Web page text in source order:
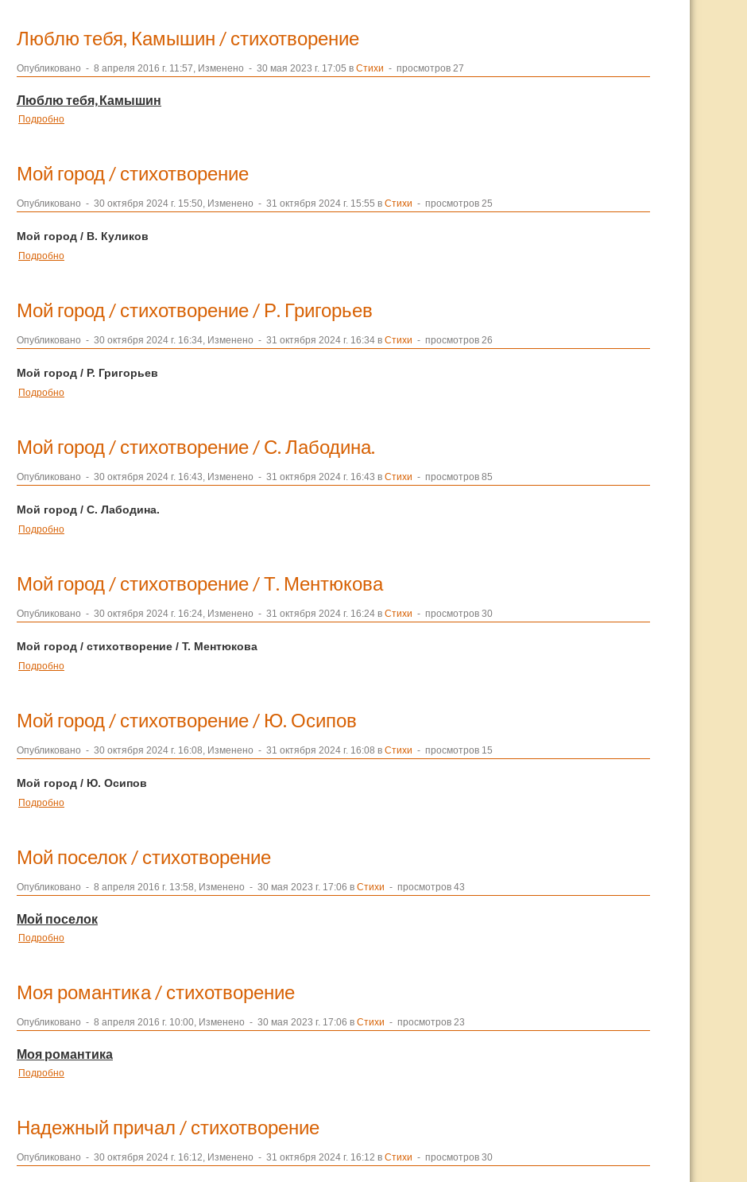
Люблю тебя, Камышин / стихотворение
Опубликовано - 8 апреля 2016 г. 11:57, Изменено - 30 мая 2023 г. 17:05 в Стихи - просмотров 27
Люблю тебя, Камышин
Подробно
Мой город / стихотворение
Опубликовано - 30 октября 2024 г. 15:50, Изменено - 31 октября 2024 г. 15:55 в Стихи - просмотров 25
Мой город / В. Куликов
Подробно
Мой город / стихотворение / Р. Григорьев
Опубликовано - 30 октября 2024 г. 16:34, Изменено - 31 октября 2024 г. 16:34 в Стихи - просмотров 26
Мой город / Р. Григорьев
Подробно
Мой город / стихотворение / С. Лабодина.
Опубликовано - 30 октября 2024 г. 16:43, Изменено - 31 октября 2024 г. 16:43 в Стихи - просмотров 85
Мой город / С. Лабодина.
Подробно
Мой город / стихотворение / Т. Ментюкова
Опубликовано - 30 октября 2024 г. 16:24, Изменено - 31 октября 2024 г. 16:24 в Стихи - просмотров 30
Мой город / стихотворение / Т. Ментюкова
Подробно
Мой город / стихотворение / Ю. Осипов
Опубликовано - 30 октября 2024 г. 16:08, Изменено - 31 октября 2024 г. 16:08 в Стихи - просмотров 15
Мой город / Ю. Осипов
Подробно
Мой поселок / стихотворение
Опубликовано - 8 апреля 2016 г. 13:58, Изменено - 30 мая 2023 г. 17:06 в Стихи - просмотров 43
Мой поселок
Подробно
Моя романтика / стихотворение
Опубликовано - 8 апреля 2016 г. 10:00, Изменено - 30 мая 2023 г. 17:06 в Стихи - просмотров 23
Моя романтика
Подробно
Надежный причал / стихотворение
Опубликовано - 30 октября 2024 г. 16:12, Изменено - 31 октября 2024 г. 16:12 в Стихи - просмотров 30